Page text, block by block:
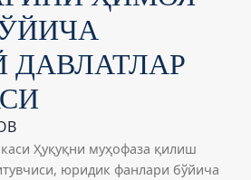
ДАВЛАТЛАР
Ҳуқуқни муҳофаза қилиш
юридик фанлари бўйича